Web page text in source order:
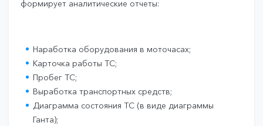
формирует аналитические отчеты:
Наработка оборудования в моточасах;
Карточка работы ТС;
Пробег ТС;
Выработка транспортных средств;
Диаграмма состояния ТС (в виде диаграммы
Ганта);